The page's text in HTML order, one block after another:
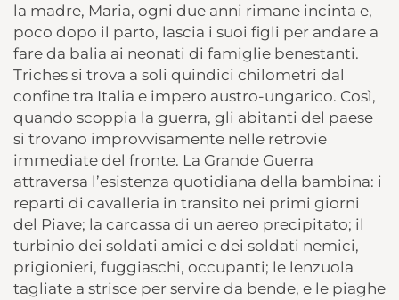
la madre, Maria, ogni due anni rimane incinta e,
poco dopo il parto, lascia i suoi figli per andare a
fare da balia ai neonati di famiglie benestanti.
Triches si trova a soli quindici chilometri dal
confine tra Italia e impero austro-ungarico. Così,
quando scoppia la guerra, gli abitanti del paese
si trovano improvvisamente nelle retrovie
immediate del fronte. La Grande Guerra
attraversa l’esistenza quotidiana della bambina: i
reparti di cavalleria in transito nei primi giorni
del Piave; la carcassa di un aereo precipitato; il
turbinio dei soldati amici e dei soldati nemici,
prigionieri, fuggiaschi, occupanti; le lenzuola
tagliate a strisce per servire da bende, e le piaghe